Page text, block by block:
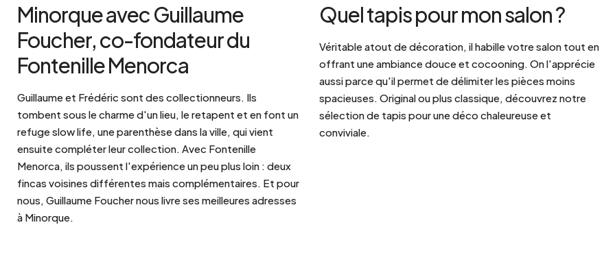
Minorque avec Guillaume
Foucher, co-fondateur du
Fontenille Menorca
Guillaume et Frédéric sont des collectionneurs. Ils
tombent sous le charme d'un lieu, le retapent et en font un
refuge slow life, une parenthèse dans la ville, qui vient
ensuite compléter leur collection. Avec Fontenille
Menorca, ils poussent l'expérience un peu plus loin : deux
fincas voisines différentes mais complémentaires. Et pour
nous, Guillaume Foucher nous livre ses meilleures adresses
à Minorque.
Quel tapis pour mon salon ?
Véritable atout de décoration, il habille votre salon tout en
offrant une ambiance douce et cocooning. On l'apprécie
aussi parce qu'il permet de délimiter les pièces moins
spacieuses. Original ou plus classique, découvrez notre
sélection de tapis pour une déco chaleureuse et
conviviale.